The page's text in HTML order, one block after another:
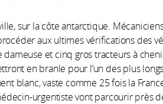
sur la côte antarctique.
aux ultimes vérifications des
et cinq gros tracteurs à
en branle pour l’un des plus
blanc, vaste comme 25 fois la
urgentiste vont parcourir près